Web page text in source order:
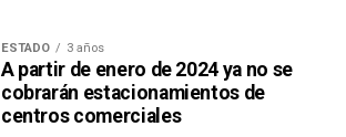
ESTADO 3 años
A partir de enero de 2024 ya no se
cobrarán estacionamientos de
centros comerciales